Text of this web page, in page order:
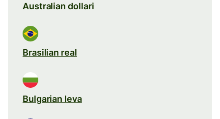
Australian dollari
Brasilian real
Bulgarian leva